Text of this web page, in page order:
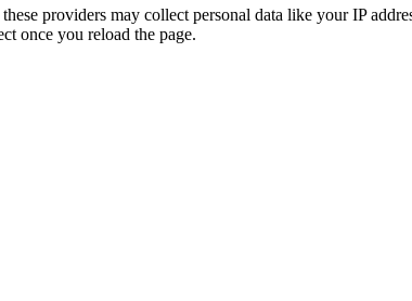
providers may collect personal data like your IP
once you reload the page.